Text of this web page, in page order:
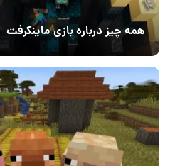
همه چیز درباره بازی ماینکرفت